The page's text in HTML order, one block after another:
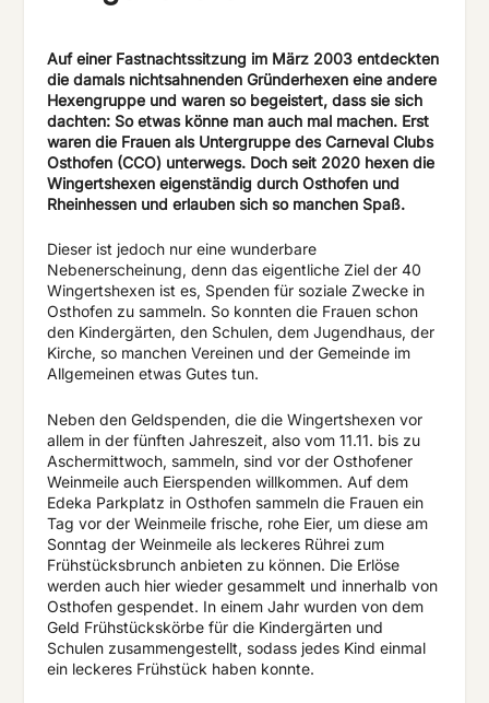
Auf einer Fastnachtssitzung im März 2003 entdeckten
die damals nichtsahnenden Gründerhexen eine andere
Hexengruppe und waren so begeistert, dass sie sich
dachten: So etwas könne man auch mal machen. Erst
waren die Frauen als Untergruppe des Carneval Clubs
Osthofen (CCO) unterwegs. Doch seit 2020 hexen die
Wingertshexen eigenständig durch Osthofen und
Rheinhessen und erlauben sich so manchen Spaß.
Dieser ist jedoch nur eine wunderbare
Nebenerscheinung, denn das eigentliche Ziel der 40
Wingertshexen ist es, Spenden für soziale Zwecke in
Osthofen zu sammeln. So konnten die Frauen schon
den Kindergärten, den Schulen, dem Jugendhaus, der
Kirche, so manchen Vereinen und der Gemeinde im
Allgemeinen etwas Gutes tun.
Neben den Geldspenden, die die Wingertshexen vor
allem in der fünften Jahreszeit, also vom 11.11. bis zu
Aschermittwoch, sammeln, sind vor der Osthofener
Weinmeile auch Eierspenden willkommen. Auf dem
Edeka Parkplatz in Osthofen sammeln die Frauen ein
Tag vor der Weinmeile frische, rohe Eier, um diese am
Sonntag der Weinmeile als leckeres Rührei zum
Frühstücksbrunch anbieten zu können. Die Erlöse
werden auch hier wieder gesammelt und innerhalb von
Osthofen gespendet. In einem Jahr wurden von dem
Geld Frühstückskörbe für die Kindergärten und
Schulen zusammengestellt, sodass jedes Kind einmal
ein leckeres Frühstück haben konnte.